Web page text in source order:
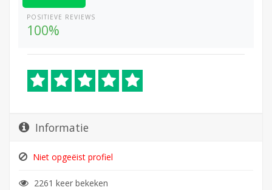
POSITIEVE REVIEWS
100%
Informatie
Niet opgeëist profiel
2261 keer bekeken